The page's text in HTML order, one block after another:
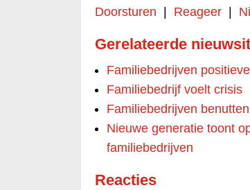
Doorsturen Reageer
Gerelateerde
Familiebedrijven
Familiebedrijf voelt crisis
Familiebedrijven
Nieuwe generatie toont
familiebedrijven
Reacties